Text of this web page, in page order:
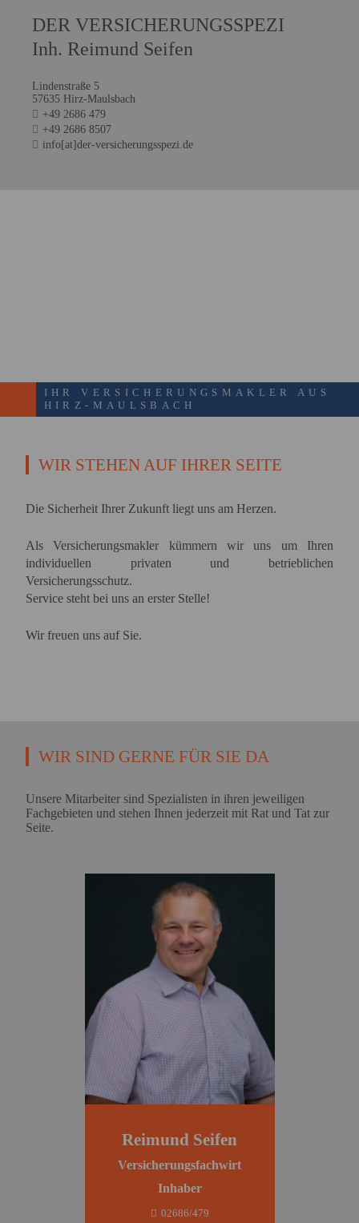
DER VERSICHERUNGSSPEZI
Inh. Reimund Seifen
Lindenstraße 5
57635 Hirz-Maulsbach
+49 2686 479
+49 2686 8507
info[at]der-versicherungsspezi.de
IHR VERSICHERUNGSMAKLER AUS
HIRZ-MAULSBACH
WIR STEHEN AUF IHRER SEITE
Die Sicherheit Ihrer Zukunft liegt uns am Herzen.
Als Versicherungsmakler kümmern wir uns um Ihren
individuellen privaten und betrieblichen
Versicherungsschutz.
Service steht bei uns an erster Stelle!
Wir freuen uns auf Sie.
WIR SIND GERNE FÜR SIE DA
Unsere Mitarbeiter sind Spezialisten in ihren jeweiligen
Fachgebieten und stehen Ihnen jederzeit mit Rat und Tat zur
Seite.
Reimund Seifen
Versicherungsfachwirt
Inhaber
02686/479